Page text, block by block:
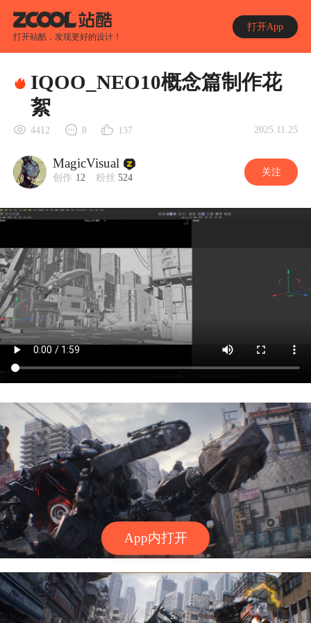
打开站酷，发现更好的设计！
打开App
App内打开
IQOO_NEO10概念篇制作花
絮
4412 8 137 2025.11.25
MagicVisual
创作 12 粉丝 524 关注